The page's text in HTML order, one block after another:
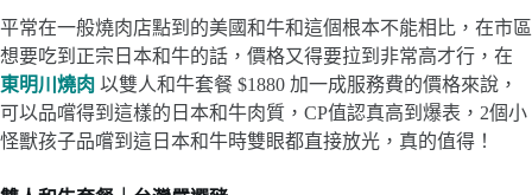
平常在一般燒肉店點到的美國和牛和這個根本不能相比，在市區
想要吃到正宗日本和牛的話，價格又得要拉到非常高才行，在
東明川燒肉 以雙人和牛套餐 $1880 加一成服務費的價格來說，
可以品嚐得到這樣的日本和牛肉質，CP值認真高到爆表，2個小
怪獸孩子品嚐到這日本和牛時雙眼都直接放光，真的值得！